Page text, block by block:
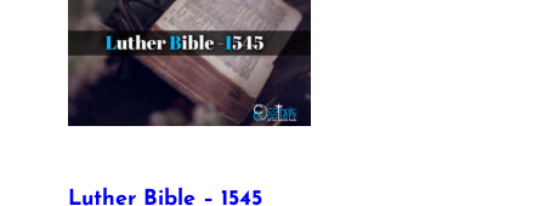
Luther Bible – 1545